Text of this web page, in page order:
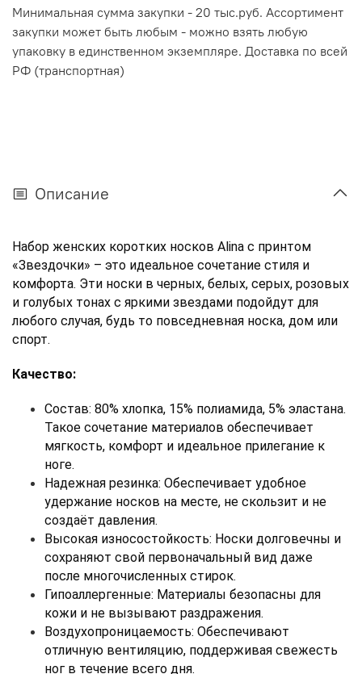
Минимальная сумма закупки - 20 тыс.руб. Ассортимент
закупки может быть любым - можно взять любую
упаковку в единственном экземпляре. Доставка по всей
РФ (транспортная)
Описание
Набор женских коротких носков Alina с принтом
«Звездочки» – это идеальное сочетание стиля и
комфорта. Эти носки в черных, белых, серых, розовых
и голубых тонах с яркими звездами подойдут для
любого случая, будь то повседневная носка, дом или
спорт.
Качество:
Состав: 80% хлопка, 15% полиамида, 5% эластана.
Такое сочетание материалов обеспечивает
мягкость, комфорт и идеальное прилегание к
ноге.
Надежная резинка: Обеспечивает удобное
удержание носков на месте, не скользит и не
создаёт давления.
Высокая износостойкость: Носки долговечны и
сохраняют свой первоначальный вид даже
после многочисленных стирок.
Гипоаллергенные: Материалы безопасны для
кожи и не вызывают раздражения.
Воздухопроницаемость: Обеспечивают
отличную вентиляцию, поддерживая свежесть
ног в течение всего дня.